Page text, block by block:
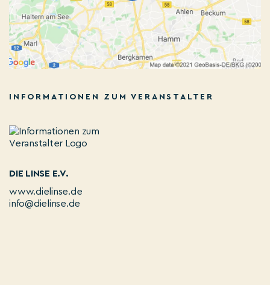
INFORMATIONEN ZUM VERANSTALTER
DIE LINSE E.V.
www.dielinse.de
info@dielinse.de